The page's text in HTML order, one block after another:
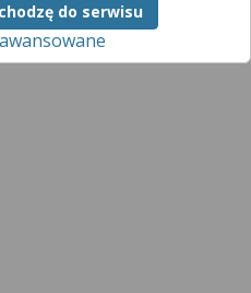
naszego serwisu,
korzystasz z naszej
i wyświetlania reklam, w
społecznościowych.
do serwisu”, aby
przez nas i
danych w
do serwisu